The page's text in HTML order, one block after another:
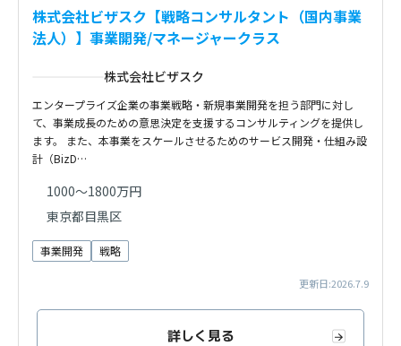
株式会社ビザスク【戦略コンサルタント（国内事業
法人）】事業開発/マネージャークラス
株式会社ビザスク
エンタープライズ企業の事業戦略・新規事業開発を担う部門に対し
て、事業成長のための意思決定を支援するコンサルティングを提供し
ます。 また、本事業をスケールさせるためのサービス開発・仕組み設
計（BizD…
1000〜1800万円
東京都目黒区
事業開発 戦略
更新日:2026.7.9
詳しく見る